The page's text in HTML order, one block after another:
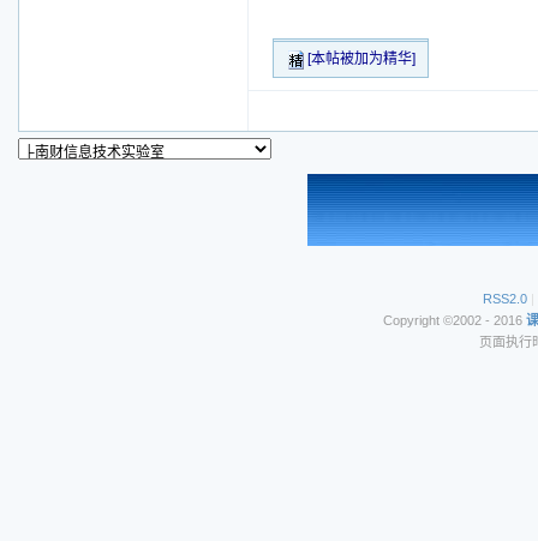
[本帖被加为精华]
RSS2.0 |
Copyright ©2002 - 2016
页面执行